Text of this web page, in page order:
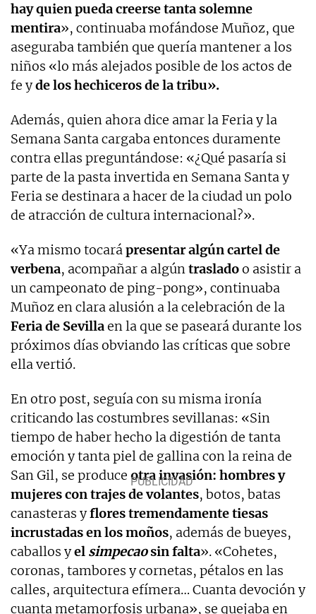
hay quien pueda creerse tanta solemne
mentira», continuaba mofándose Muñoz, que
aseguraba también que quería mantener a los
niños «lo más alejados posible de los actos de
fe yde los hechiceros de la tribu».
Además, quien ahora dice amar la Feria y la
Semana Santa cargaba entonces duramente
contra ellas preguntándose: «¿Qué pasaría si
parte de la pasta invertida en Semana Santa y
Feria se destinara a hacer de la ciudad un polo
de atracción de cultura internacional?».
«Ya mismo tocarápresentar algún cartel de
verbena, acompañar a algúntrasladoo asistir a
un campeonato de ping-pong», continuaba
Muñoz en clara alusión a la celebración de la
Feria de Sevillaen la que se paseará durante los
próximos días obviando las críticas que sobre
ella vertió.
En otro post, seguía con su misma ironía
criticando las costumbres sevillanas: «Sin
tiempo de haber hecho la digestión de tanta
emoción y tanta piel de gallina con la reina de
San Gil, se produce otra invasión: hombres y
mujeres con trajes de volantes, botos, batas
canasteras yflores tremendamente tiesas
incrustadas en los moños, además de bueyes,
caballos yel simpecaosin falta». «Cohetes,
coronas, tambores y cornetas, pétalos en las
calles, arquitectura efímera… Cuanta devoción y
cuanta metamorfosis urbana», se quejaba en